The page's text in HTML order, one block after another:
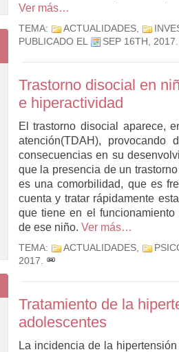
Ver más…
TEMA: ACTUALIDADES,
PUBLICADO EL
SEP 16TH, 2017
Trastorno disocial en
e hiperactividad
El trastorno disocial aparece,
atención(TDAH), provocando
consecuencias en su
que la presencia de un
es una comorbilidad, que es
cuenta y tratar rápidamente
que tiene en el
de ese niño. Ver más…
TEMA: ACTUALIDADES,
2017.
Tratamiento de la
adolescentes
La incidencia de la